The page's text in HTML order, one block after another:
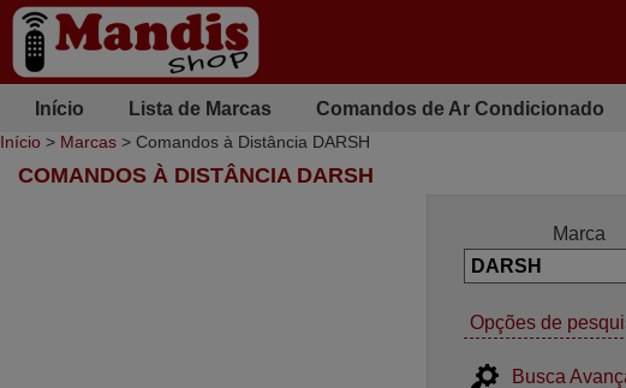
Início Lista de Marcas Comandos de Ar Condicionado
Início > Marcas > Comandos à Distância DARSH
COMANDOS À DISTÂNCIA DARSH
Marca
Opções de
Busca